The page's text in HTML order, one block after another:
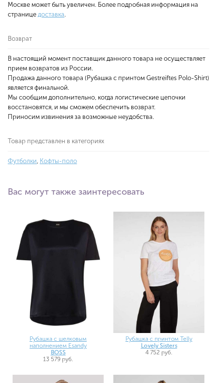
Москве может быть увеличен. Более подробная информация на
странице доставка.
Возврат
В настоящий момент поставщик данного товара не осуществляет
прием возвратов из России.
Продажа данного товара (Рубашка с принтом Gestreiftes Polo-Shirt)
является финальной.
Мы сообщим дополнительно, когда логистические цепочки
восстановятся, и мы сможем обеспечить возврат.
Приносим извинения за возможные неудобства.
Товар представлен в категориях
Футболки, Кофты-поло
Вас могут также заинтересовать
Рубашка с шелковым
наполнением Esandy
BOSS
13 579 руб.
Рубашка с принтом Telly
Lovely Sisters
4 752 руб.